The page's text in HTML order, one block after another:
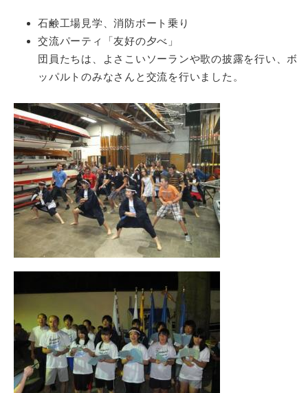
石鹸工場見学、消防ボート乗り
交流パーティ「友好の夕べ」
団員たちは、よさこいソーランや歌の披露を行い、ボ
ッパルトのみなさんと交流を行いました。